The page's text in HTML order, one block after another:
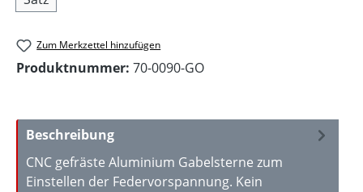
Zum Merkzettel hinzufügen
Produktnummer: 70-0090-GO
Beschreibung
CNC gefräste Aluminium Gabelsterne zum
Einstellen der Federvorspannung. Kein